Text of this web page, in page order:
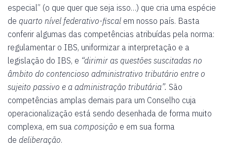
especial” (o que quer que seja isso…) que cria uma espécie
de quarto nível federativo-fiscal em nosso país. Basta
conferir algumas das competências atribuídas pela norma:
regulamentar o IBS, uniformizar a interpretação e a
legislação do IBS, e “dirimir as questões suscitadas no
âmbito do contencioso administrativo tributário entre o
sujeito passivo e a administração tributária”. São
competências amplas demais para um Conselho cuja
operacionalização está sendo desenhada de forma muito
complexa, em sua composição e em sua forma
de deliberação.